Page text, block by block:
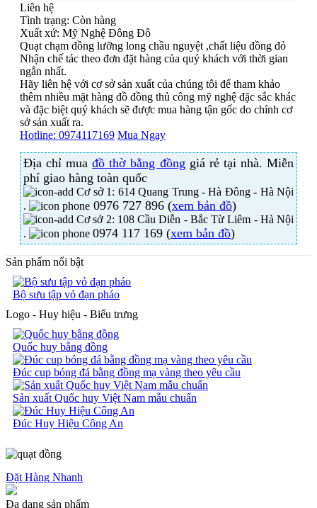
Liên hệ
Tình trạng: Còn hàng
Xuất xứ: Mỹ Nghệ Đông Đô
Quạt chạm đồng lưỡng long chầu nguyệt ,chất liệu đồng đỏ
Nhận chế tác theo đơn đặt hàng của quý khách với thời gian
ngắn nhất.
Hãy liên hệ với cơ sở sản xuất của chúng tôi để tham khảo
thêm nhiều mặt hàng đồ đồng thủ công mỹ nghệ đặc sắc khác
và đặc biệt quý khách sẽ được mua hàng tận gốc do chính cơ
sở sản xuất ra.
Hotline: 0974117169 Mua Ngay
Địa chỉ muađồ thờ bằng đồng giá rẻ tại nhà. Miễn
phí giao hàng toàn quốc
Cơ sở 1: 614 Quang Trung - Hà Đông - Hà Nội
.
0976 727 896 (xem bản đồ)
Cơ sở 2: 108 Cầu Diễn - Bắc Từ Liêm - Hà Nội
.
0974 117 169 (xem bản đồ)
Sản phẩm nổi bật
Bộ sưu tập vỏ đạn pháo
Logo - Huy hiệu - Biểu trưng
Quốc huy bằng đồng
Đúc cup bóng đá bằng đồng mạ vàng theo yêu cầu
Sản xuất Quốc huy Việt Nam mẫu chuẩn
Đúc Huy Hiệu Công An
Đặt Hàng Nhanh
Đa dạng sản phẩm